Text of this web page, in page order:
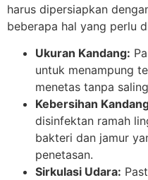
harus dipersiapkan
beberapa hal yang perlu
Ukuran Kandang:
untuk menampung
menetas tanpa
Kebersihan
disinfektan ramah
bakteri dan jamur
penetasan.
Sirkulasi Udara: